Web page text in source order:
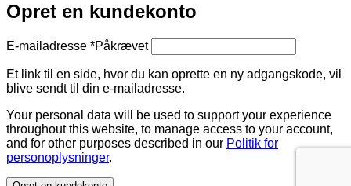
Opret en kundekonto
E-mailadresse *Påkrævet
Et link til en side, hvor du kan oprette en ny adgangskode, vil
blive sendt til din e-mailadresse.
Your personal data will be used to support your experience
throughout this website, to manage access to your account,
and for other purposes described in our Politik for
personoplysninger.